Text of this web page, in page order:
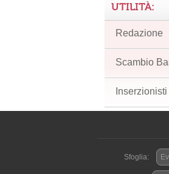
UTILITÀ:
Redazione
Scambio
Inserzionisti
Sfoglia: